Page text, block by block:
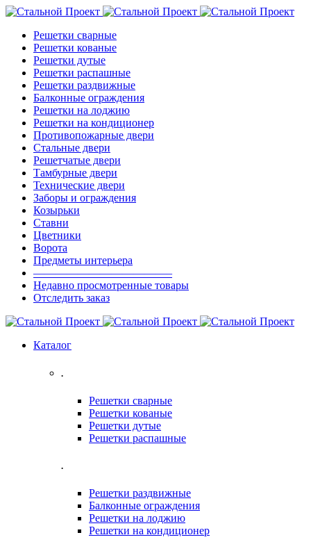
Решетки сварные
Решетки кованые
Решетки дутые
Решетки распашные
Решетки раздвижные
Балконные ограждения
Решетки на лоджию
Решетки на кондиционер
Противопожарные двери
Стальные двери
Решетчатые двери
Тамбурные двери
Технические двери
Заборы и ограждения
Козырьки
Ставни
Цветники
Ворота
Предметы интерьера
————————————–
Недавно просмотренные товары
Отследить заказ
Каталог
.
Решетки сварные
Решетки кованые
Решетки дутые
Решетки распашные
.
Решетки раздвижные
Балконные ограждения
Решетки на лоджию
Решетки на кондиционер